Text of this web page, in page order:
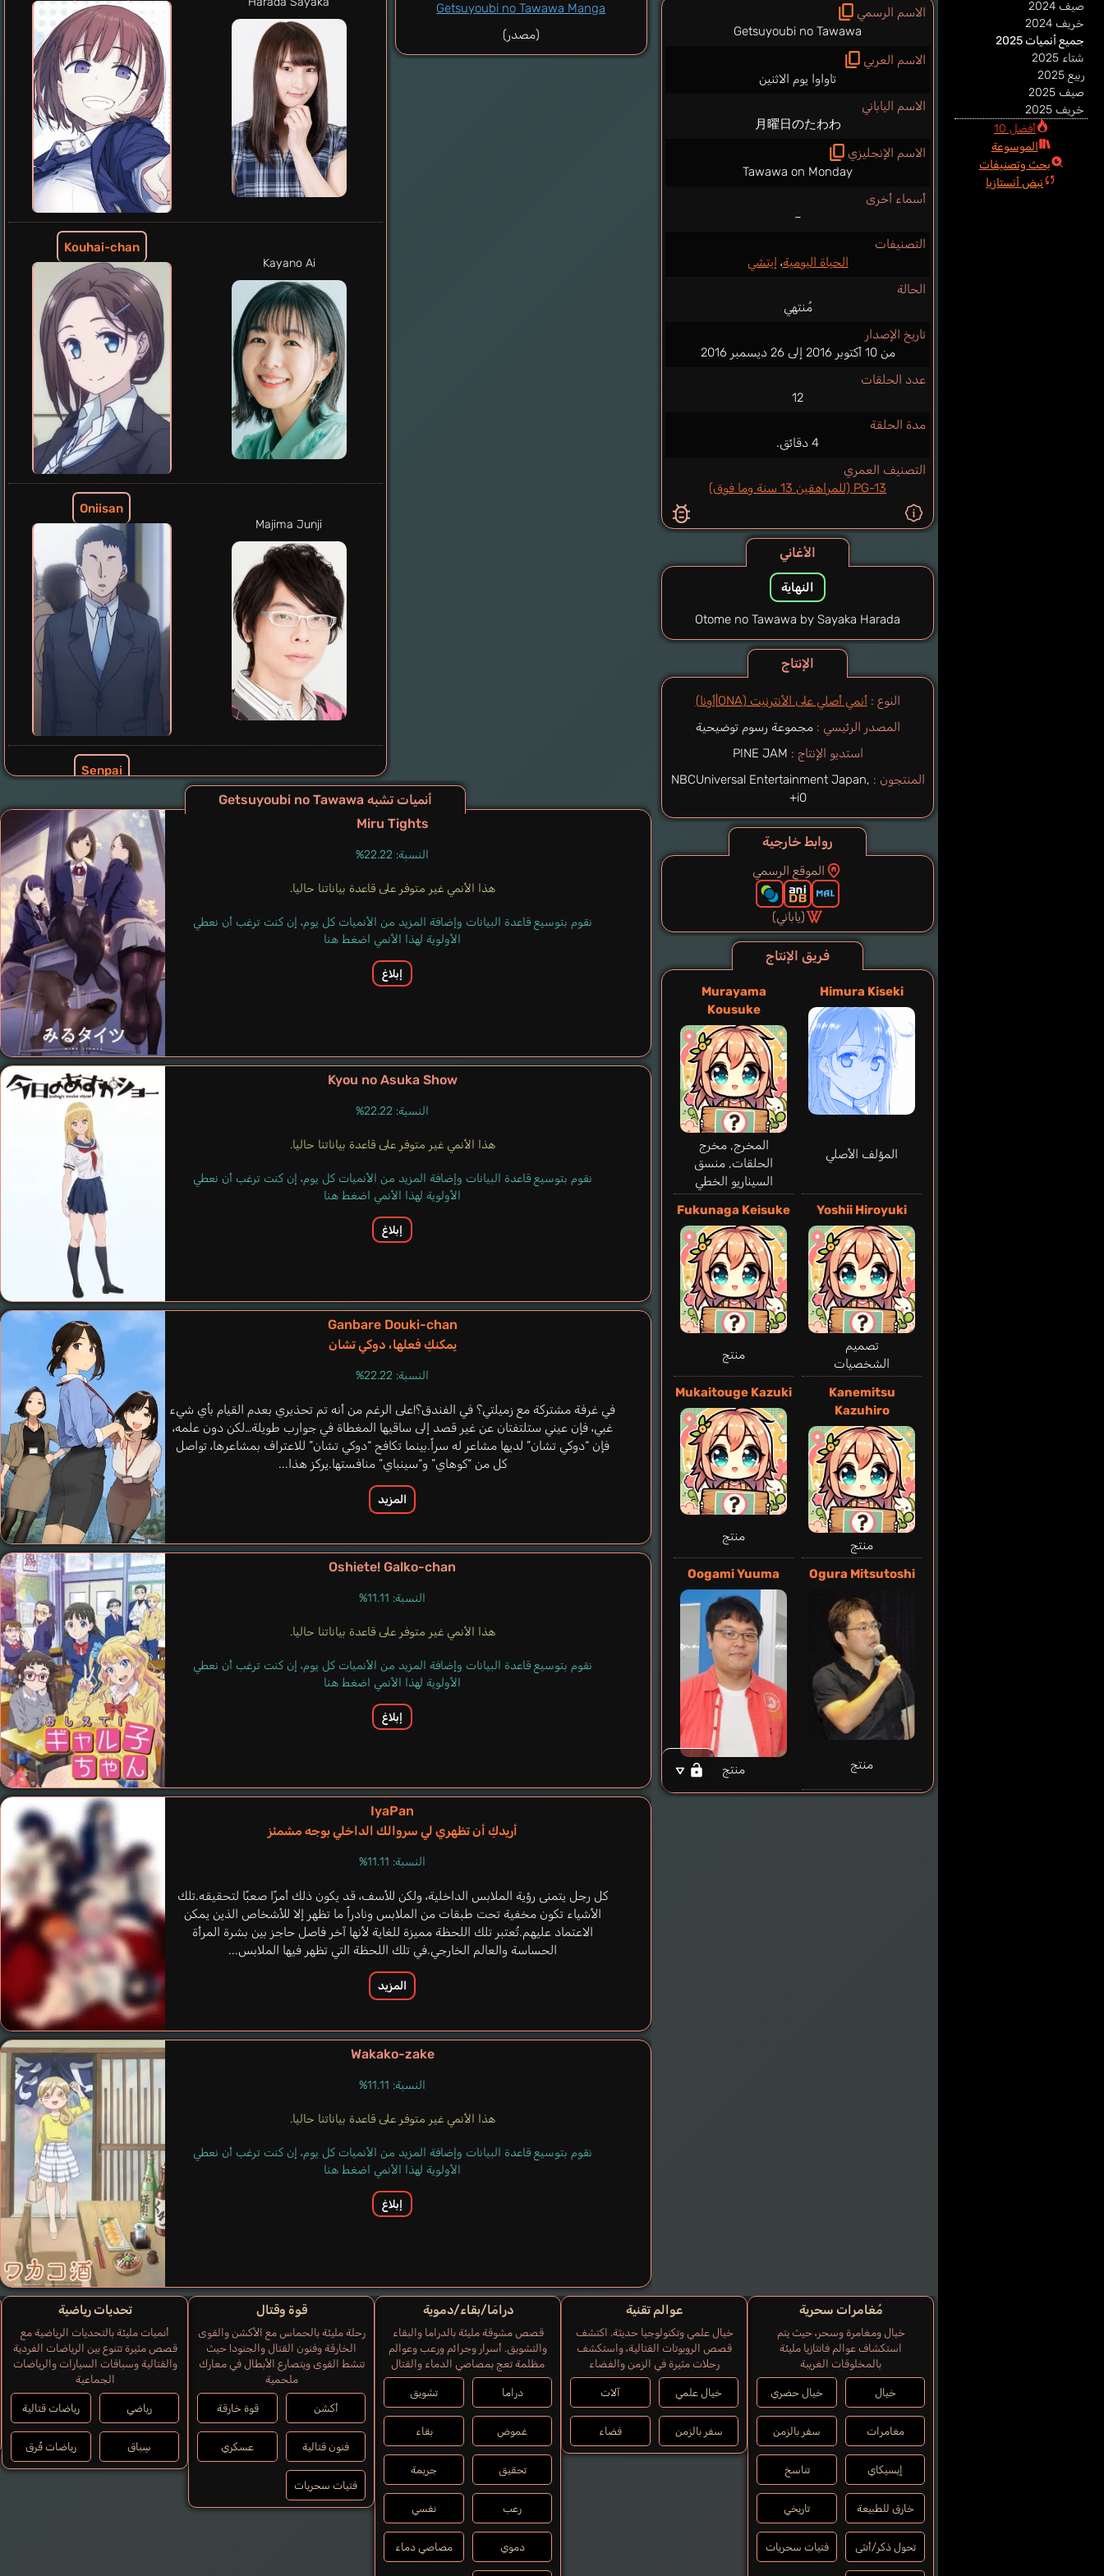
الاسم الرسمي
Getsuyoubi no Tawawa
الاسم العربي
تاواوا يوم الاثنين
الاسم الياباني
月曜日のたわわ
الاسم الإنجليزي
Tawawa on Monday
أسماء أخرى
–
التصنيفات
الحياة اليومية، إيتشي
الحالة
مُنتهي
تاريخ الإصدار
من 10 أكتوبر 2016 إلى 26 ديسمبر 2016
عدد الحلقات
12
مدة الحلقة
4 دقائق.
التصنيف العمري
PG-13 (للمراهقين 13 سنة وما فوق)
الأغاني
النهاية
Otome no Tawawa by Sayaka Harada
الإنتاج
النوع :أنمي أصلي على الأنترنيت (ONA|أونا)
المصدر الرئيسي : مجموعة رسوم توضيحية
استديو الإنتاج : PINE JAM
المنتجون : NBCUniversal Entertainment Japan,
i0+
روابط خارجية
الموقع الرسمي
(ياباني)
فريق الإنتاج
Himura Kiseki
المؤلف الأصلي
Murayama
Kousuke
المخرج, مخرج
الحلقات, منسق
السيناريو الخطي
Yoshii Hiroyuki
تصميم
الشخصيات
Fukunaga Keisuke
منتج
Kanemitsu
Kazuhiro
منتج
Mukaitouge Kazuki
منتج
Ogura Mitsutoshi
منتج
Oogami Yuuma
منتج
Getsuyoubi no Tawawa Manga
(مصدر)
Kouhai-chan
Kayano Ai
Oniisan
Majima Junji
Senpai
Takumi Yasuaki
Kachou
Shika Eiseishi-san
Noto Mamiko
Tokumori-san
Kanemoto Hisako
أنميات تشبه Getsuyoubi no Tawawa
Miru Tights
النسبة: 22.22%
هذا الأنمي غير متوفر على قاعدة بياناتنا حاليا.
نقوم بتوسيع قاعدة البيانات وإضافة المزيد من الأنميات كل يوم، إن كنت ترغب أن نعطي
الأولوية لهذا الأنمي اضغط هنا
إبلاغ
Kyou no Asuka Show
النسبة: 22.22%
هذا الأنمي غير متوفر على قاعدة بياناتنا حاليا.
نقوم بتوسيع قاعدة البيانات وإضافة المزيد من الأنميات كل يوم، إن كنت ترغب أن نعطي
الأولوية لهذا الأنمي اضغط هنا
إبلاغ
Ganbare Douki-chan
يمكنكِ فعلها، دوكي تشان
النسبة: 22.22%
في غرفة مشتركة مع زميلتي؟ في الفندق؟!على الرغم من أنه تم تحذيري بعدم القيام بأي شيء
غبي، فإن عيني ستلتفتان عن غير قصد إلى ساقيها المغطاة في جوارب طويلة…لكن دون علمه،
فإن “دوكي تشان” لديها مشاعر له سراً.بينما تكافح “دوكي تشان” للاعتراف بمشاعرها، تواصل
كل من “كوهاي” و“سينباي” منافستها.يركز هذا...
المزيد
Oshiete! Galko-chan
النسبة: 11.11%
هذا الأنمي غير متوفر على قاعدة بياناتنا حاليا.
نقوم بتوسيع قاعدة البيانات وإضافة المزيد من الأنميات كل يوم، إن كنت ترغب أن نعطي
الأولوية لهذا الأنمي اضغط هنا
إبلاغ
IyaPan
أريدكِ أن تظهري لي سروالك الداخلي بوجه مشمئز
النسبة: 11.11%
كل رجل يتمنى رؤية الملابس الداخلية، ولكن للأسف، قد يكون ذلك أمرًا صعبًا لتحقيقه.تلك
الأشياء تكون مخفية تحت طبقات من الملابس ونادراً ما تظهر إلا للأشخاص الذين يمكن
الاعتماد عليهم.تُعتبر تلك اللحظة مميزة للغاية لأنها آخر فاصل حاجز بين بشرة المرأة
الحساسة والعالم الخارجي.في تلك اللحظة التي تظهر فيها الملابس...
المزيد
Wakako-zake
النسبة: 11.11%
هذا الأنمي غير متوفر على قاعدة بياناتنا حاليا.
نقوم بتوسيع قاعدة البيانات وإضافة المزيد من الأنميات كل يوم، إن كنت ترغب أن نعطي
الأولوية لهذا الأنمي اضغط هنا
إبلاغ
مُغامرات سحرية
خيال ومغامرة وسحر، حيث يتم
استكشاف عوالم فانتازيا مليئة
بالمخلوقات الغريبة
خيال خيال حضري
مغامرات سفر بالزمن
إيسيكاي تناسخ
خارق للطبيعة تاريخي
تحول ذكر/أنثى فتيات سحريات
عوالم تقنية
خيال علمي وتكنولوجيا حديثة. اكتشف
قصص الروبوتات القتالية، واستكشف
رحلات مثيرة في الزمن والفضاء
خيال علمي آلات
سفر بالزمن فضاء
درامَا/بقاء/دموية
قصص مشوقة مليئة بالدراما والبقاء
والتشويق. أسرار وجرائم ورعب وعوالم
مظلمة تعج بمصاصي الدماء والقتال
دراما تشويق
غموض بقاء
تحقيق جريمة
رعب نفسي
دموي مصاصي دماء
قوة وقتال
رحلة مليئة بالحماس مع الأكشن والقوى
الخارقة وفنون القتال والجنود! حيث
تنشط القوى ويتصارع الأبطال في معارك
ملحمية
أكشن قوة خارقة
فنون قتالية عسكري
فتيات سحريات
تحديات رياضية
أنميات مليئة بالتحديات الرياضية مع
قصص مثيرة تتنوع بين الرياضات الفردية
والقتالية وسباقات السيارات والرياضات
الجماعية
رياضي رياضات قتالية
سِباق رياضات فُرق
صيف 2024
خريف 2024
جميع أنميات 2025
شتاء 2025
ربيع 2025
صيف 2025
خريف 2025
أفضل 10
الموسوعة
بحث وتصنيفات
نبض أنستازيا